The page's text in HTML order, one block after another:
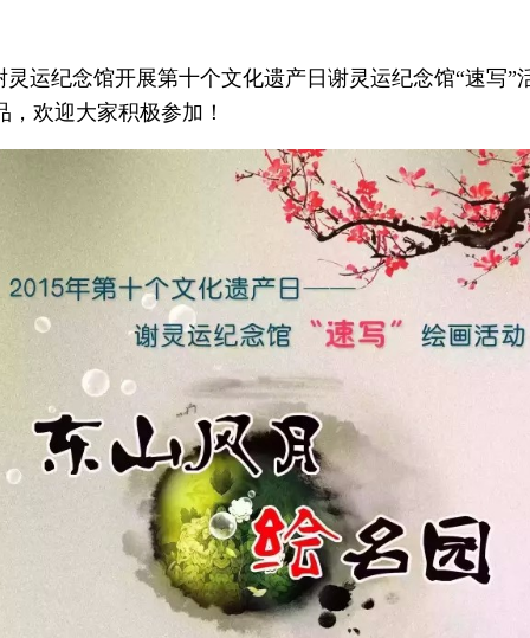
运纪念馆开展第十个文化遗产日谢灵运纪念馆“速写
欢迎大家积极参加！